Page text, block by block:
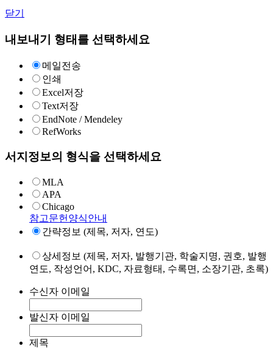
닫기
내보내기 형태를 선택하세요
메일전송
인쇄
Excel저장
Text저장
EndNote / Mendeley
RefWorks
서지정보의 형식을 선택하세요
MLA
APA
Chicago
참고문헌양식안내
간략정보 (제목, 저자, 연도)
상세정보 (제목, 저자, 발행기관, 학술지명, 권호, 발행
연도, 작성언어, KDC, 자료형태, 수록면, 소장기관, 초록)
수신자 이메일
발신자 이메일
제목